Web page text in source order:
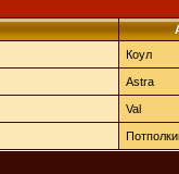
Коул
Astra
Val